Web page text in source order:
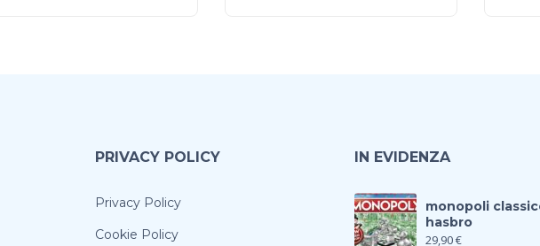
PRIVACY POLICY
Privacy Policy
Cookie Policy
IN EVIDENZA
monopoli
hasbro
29,90€